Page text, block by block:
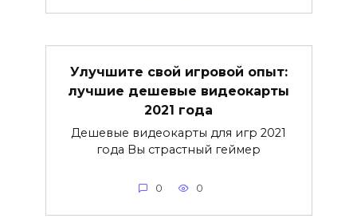
Улучшите свой игровой опыт:
лучшие дешевые видеокарты
2021 года
Дешевые видеокарты для игр 2021
года Вы страстный геймер
0 0